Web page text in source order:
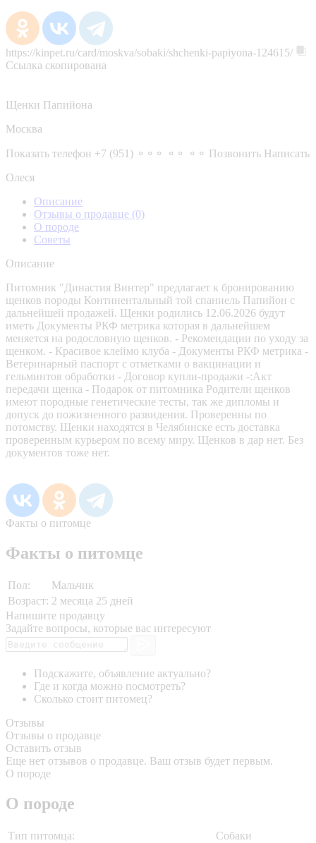
https://kinpet.ru/card/moskva/sobaki/shchenki-papiyona-124615/
Ссылка скопирована
Щенки Папийона
Москва
Показать телефон +7 (951) ⚬⚬⚬ ⚬⚬ ⚬⚬ Позвонить Написать
Олеся
Описание
Отзывы о продавце (0)
О породе
Советы
Описание
Питомник "Династия Винтер" предлагает к бронированию
щенков породы Континентальный той спаниель Папийон с
дальнейшей продажей. Щенки родились 12.06.2026 будут
иметь Документы РКФ метрика которая в дальнейшем
меняется на родословную щенков. - Рекомендации по уходу за
щенком. - Красивое клеймо клуба - Документы РКФ метрика -
Ветеринарный паспорт с отметками о вакцинации и
гельминтов обработки - Договор купли-продажи -:Акт
передачи щенка - Подарок от питомника Родители щенков
имеют породные генетические тесты, так же дипломы и
допуск до пожизненного развидения. Проверенны по
потомству. Щенки находятся в Челябинске есть доставка
проверенным курьером по всему миру. Щенков в дар нет. Без
документов тоже нет.
Факты о питомце
Факты о питомце
Пол:
Мальчик
Возраст: 2 месяца 25 дней
Напишите продавцу
Задайте вопросы, которые вас интересуют
Подскажите, объявление актуально?
Где и когда можно посмотреть?
Сколько стоит питомец?
Отзывы
Отзывы о продавце
Оставить отзыв
Еще нет отзывов о продавце. Ваш отзыв будет первым.
О породе
О породе
Тип питомца: Собаки